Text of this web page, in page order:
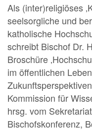
Als (inter)religiöses
seelsorgliche und
katholische
schreibt Bischof Dr.
Broschüre
im öffentlichen
Kommission für
hrsg. vom
Bischofskonferenz,